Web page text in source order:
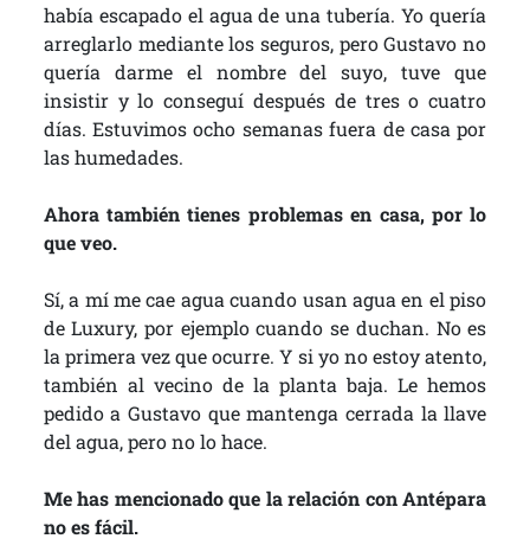
había escapado el agua de una tubería. Yo quería
arreglarlo mediante los seguros, pero Gustavo no
quería darme el nombre del suyo, tuve que
insistir y lo conseguí después de tres o cuatro
días. Estuvimos ocho semanas fuera de casa por
las humedades.
Ahora también tienes problemas en casa, por lo
que veo.
Sí, a mí me cae agua cuando usan agua en el piso
de Luxury, por ejemplo cuando se duchan. No es
la primera vez que ocurre. Y si yo no estoy atento,
también al vecino de la planta baja. Le hemos
pedido a Gustavo que mantenga cerrada la llave
del agua, pero no lo hace.
Me has mencionado que la relación con Antépara
no es fácil.